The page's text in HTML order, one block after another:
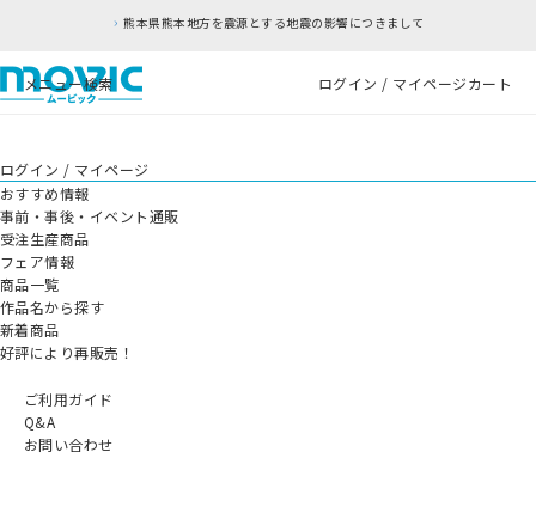
熊本県熊本地方を震源とする地震の影響につきまして
メニュー検索 ログイン / マイページカート
ログイン / マイページ
おすすめ情報
事前・事後・イベント通販
受注生産商品
フェア情報
商品一覧
作品名から探す
新着商品
好評により再販売！
ご利用ガイド
Q&A
お問い合わせ